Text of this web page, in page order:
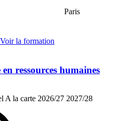
Paris
Voir la formation
ressources humaines
A la carte 2026/27 2027/28